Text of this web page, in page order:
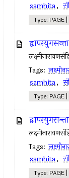
samhita,
Type: PAGE
Tags:
samhita,
Type: PAGE
Tags:
samhita,
Type: PAGE